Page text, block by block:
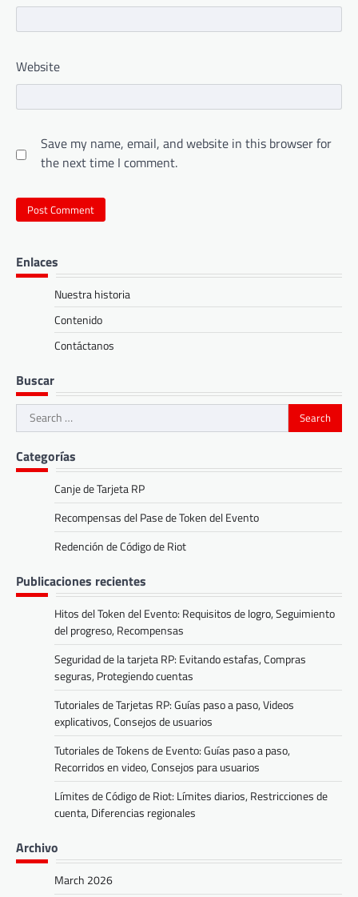
Website
Save my name, email, and website in this browser for
the next time I comment.
Enlaces
Nuestra historia
Contenido
Contáctanos
Buscar
Search
for:
Categorías
Canje de Tarjeta RP
Recompensas del Pase de Token del Evento
Redención de Código de Riot
Publicaciones recientes
Hitos del Token del Evento: Requisitos de logro, Seguimiento
del progreso, Recompensas
Seguridad de la tarjeta RP: Evitando estafas, Compras
seguras, Protegiendo cuentas
Tutoriales de Tarjetas RP: Guías paso a paso, Videos
explicativos, Consejos de usuarios
Tutoriales de Tokens de Evento: Guías paso a paso,
Recorridos en video, Consejos para usuarios
Límites de Código de Riot: Límites diarios, Restricciones de
cuenta, Diferencias regionales
Archivo
March 2026